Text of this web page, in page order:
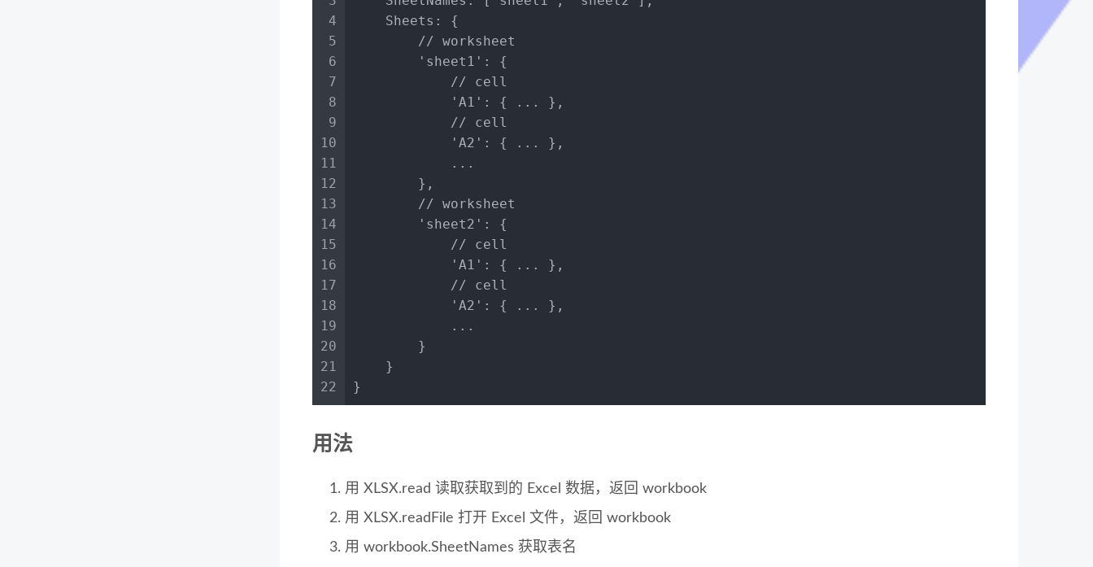
4
5
6
7
8
9
10
11
12
13
14
15
16
17
18
19
20
21
22
Sheets : {
// worksheet
'sheet1' : {
// cell
'A1' : { ... },
// cell
'A2' : { ... },
            ...
        },
// worksheet
'sheet2' : {
// cell
'A1' : { ... },
// cell
'A2' : { ... },
            ...
        }
    }
}
用法
用 XLSX.read 读取获取到的 Excel 数据，返回 workbook
用 XLSX.readFile 打开 Excel 文件，返回 workbook
用 workbook.SheetNames 获取表名